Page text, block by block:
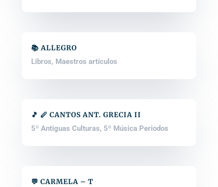
📚 ALLEGRO
Libros, Maestros artículos
🎵 🪈 CANTOS ANT. GRECIA II
5º Antiguas Culturas, 5º Música Periodos
💬 CARMELA – T